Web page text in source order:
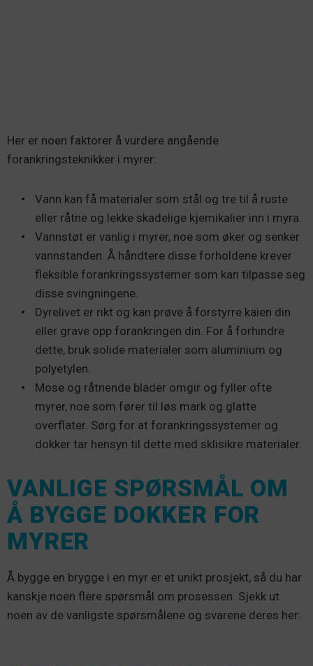
Her er noen faktorer å vurdere angående
forankringsteknikker i myrer:
Vann kan få materialer som stål og tre til å ruste
eller råtne og lekke skadelige kjemikalier inn i myra.
Vannstøt er vanlig i myrer, noe som øker og senker
vannstanden. Å håndtere disse forholdene krever
fleksible forankringssystemer som kan tilpasse seg
disse svingningene.
Dyrelivet er rikt og kan prøve å forstyrre kaien din
eller grave opp forankringen din. For å forhindre
dette, bruk solide materialer som aluminium og
polyetylen.
Mose og råtnende blader omgir og fyller ofte
myrer, noe som fører til løs mark og glatte
overflater. Sørg for at forankringssystemer og
dokker tar hensyn til dette med sklisikre materialer.
VANLIGE SPØRSMÅL OM
Å BYGGE DOKKER FOR
MYRER
Å bygge en brygge i en myr er et unikt prosjekt, så du har
kanskje noen flere spørsmål om prosessen. Sjekk ut
noen av de vanligste spørsmålene og svarene deres her: